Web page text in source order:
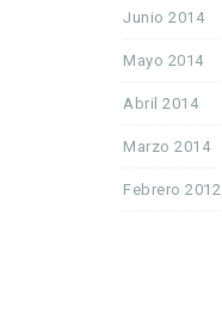
Junio 2014
Mayo 2014
Abril 2014
Marzo 2014
Febrero 2012